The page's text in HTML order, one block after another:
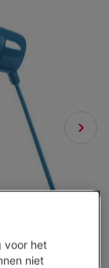
voor het
niet